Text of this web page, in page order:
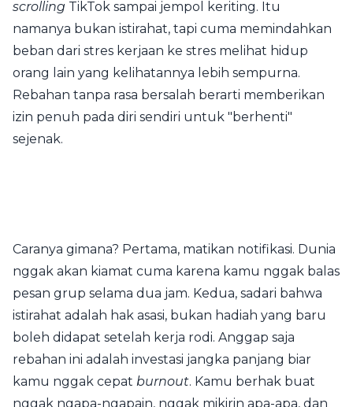
scrolling TikTok sampai jempol keriting. Itu
namanya bukan istirahat, tapi cuma memindahkan
beban dari stres kerjaan ke stres melihat hidup
orang lain yang kelihatannya lebih sempurna.
Rebahan tanpa rasa bersalah berarti memberikan
izin penuh pada diri sendiri untuk "berhenti"
sejenak.
Caranya gimana? Pertama, matikan notifikasi. Dunia
nggak akan kiamat cuma karena kamu nggak balas
pesan grup selama dua jam. Kedua, sadari bahwa
istirahat adalah hak asasi, bukan hadiah yang baru
boleh didapat setelah kerja rodi. Anggap saja
rebahan ini adalah investasi jangka panjang biar
kamu nggak cepat burnout. Kamu berhak buat
nggak ngapa-ngapain, nggak mikirin apa-apa, dan